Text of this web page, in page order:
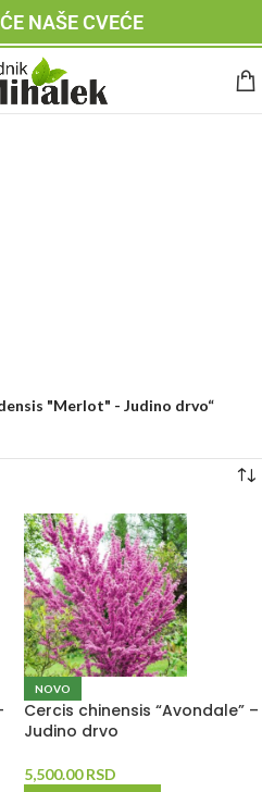
NAŠE CVEĆE
"Merlot" - Judino drvo“
NOVO
Cercis chinensis “Avondale” –
Judino drvo
5,500.00RSD